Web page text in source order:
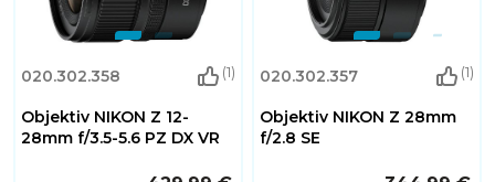
020.302.358 (1)
Objektiv NIKON Z 12-
28mm f/3.5-5.6 PZ DX VR
020.302.357 (1)
Objektiv NIKON Z 28mm
f/2.8 SE